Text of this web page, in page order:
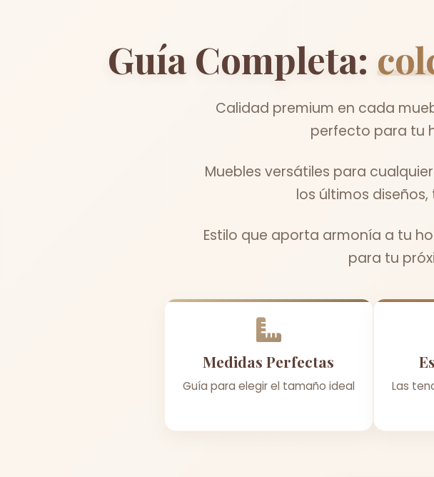
Guía Completa:
Calidad premium en cada
perfecto para tu
Muebles versátiles para
los últimos
Estilo que aporta armonía a tu
para tu
Medidas Perfectas
Guía para elegir el tamaño ideal Las